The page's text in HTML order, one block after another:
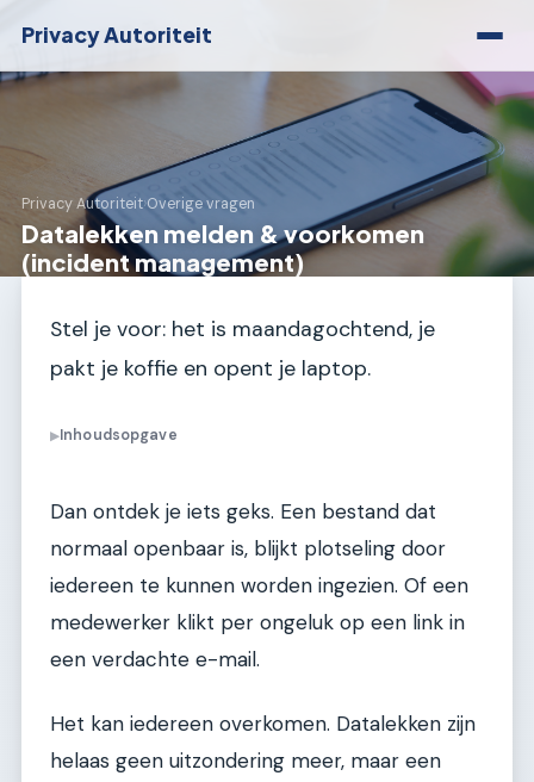
Privacy Autoriteit
Privacy Autoriteit›Overige vragen
Datalekken melden & voorkomen
(incident management)
Stel je voor: het is maandagochtend, je
pakt je koffie en opent je laptop.
▶Inhoudsopgave
Dan ontdek je iets geks. Een bestand dat
normaal openbaar is, blijkt plotseling door
iedereen te kunnen worden ingezien. Of een
medewerker klikt per ongeluk op een link in
een verdachte e-mail.
Het kan iedereen overkomen. Datalekken zijn
helaas geen uitzondering meer, maar een